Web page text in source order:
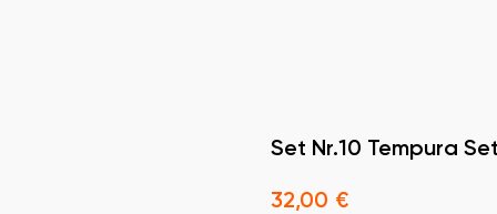
Set Nr.10 Tempura
32,00 €